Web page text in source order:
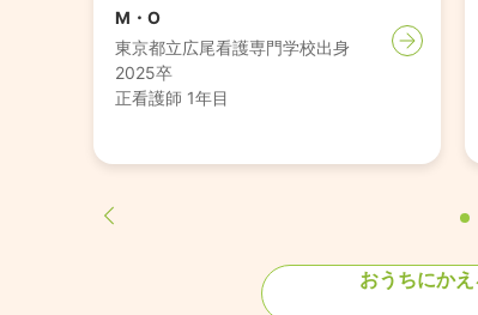
M・O
東京都立広尾看護専門学校出身
2025卒
正看護師 1年目
おうちにか